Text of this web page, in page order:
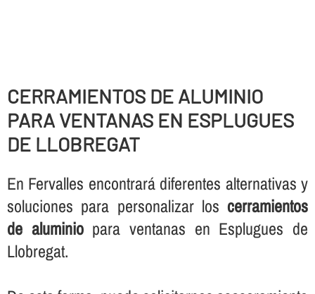
CERRAMIENTOS DE ALUMINIO
PARA VENTANAS EN ESPLUGUES
DE LLOBREGAT
En Fervalles encontrará diferentes alternativas y
soluciones para personalizar loscerramientos
de aluminiopara ventanas en Esplugues de
Llobregat.